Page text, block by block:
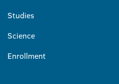
Studies
Science
Enrollment